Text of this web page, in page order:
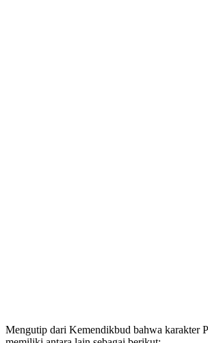
Mengutip dari Kemendikbud bahwa karakter